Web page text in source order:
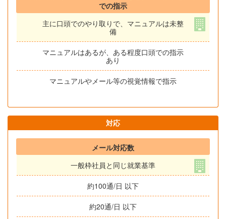
での指示
主に口頭でのやり取りで、マニュアルは未整
備
マニュアルはあるが、ある程度口頭での指示
あり
マニュアルやメール等の視覚情報で指示
対応
メール対応数
一般枠社員と同じ就業基準
約100通/日 以下
約20通/日 以下